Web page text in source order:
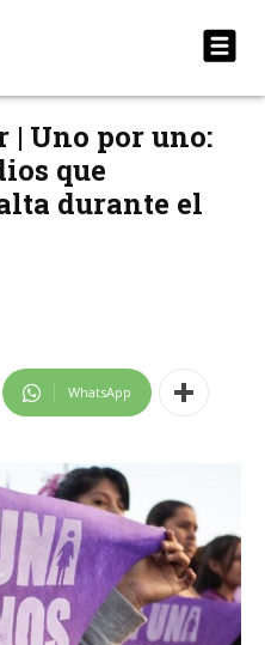
Uno por uno:
que
durante el
WhatsApp